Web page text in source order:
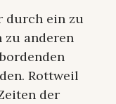
durch ein zu
zu anderen
Rottweil
der